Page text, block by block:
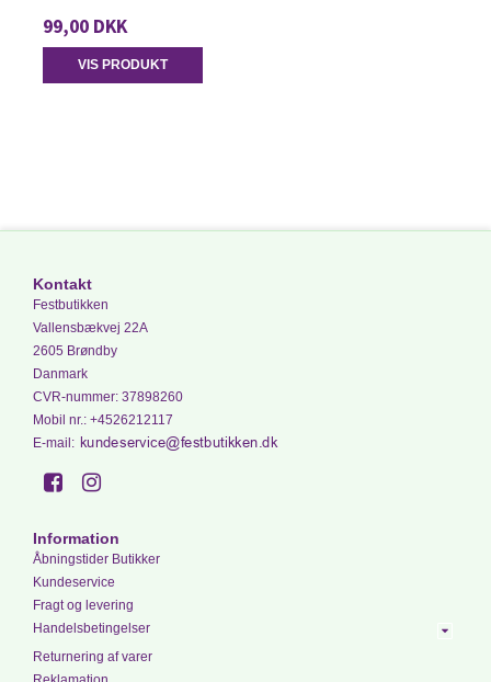
99,00 DKK
VIS PRODUKT
Kontakt
Festbutikken
Vallensbækvej 22A
2605 Brøndby
Danmark
CVR-nummer: 37898260
Mobil nr. : +4526212117
E-mail:
Information
Åbningstider Butikker
Kundeservice
Fragt og levering
Handelsbetingelser
Returnering af varer